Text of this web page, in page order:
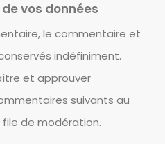
vos données
le commentaire et
indéfiniment.
et approuver
suivants au
file de modération.